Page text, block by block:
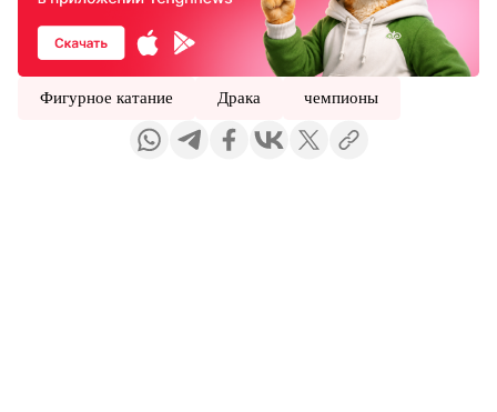
Фигурное катание Драка чемпионы